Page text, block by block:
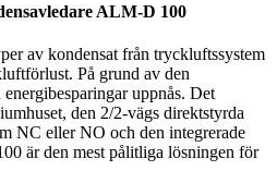
ALM-D 100
av kondensat från tryckluftssystem
På grund av den
uppnås. Det
den 2/2-vägs direktstyrda
NC eller NO och den integrerade
är den mest pålitliga lösningen för